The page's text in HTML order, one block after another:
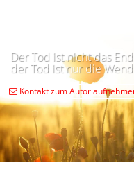
Der Tod ist nicht das
der Tod ist nur die
Kontakt zum Autor